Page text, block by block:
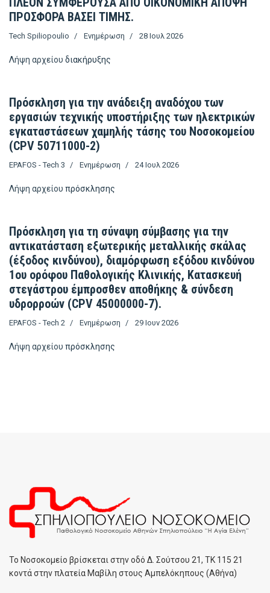
ΠΡΟΣΦΟΡΑ ΒΑΣΕΙ ΤΙΜΗΣ.
Tech Spiliopoulio Ενημέρωση 28 Ιουλ 2026
Λήψη αρχείου διακήρυξης
Πρόσκληση για την ανάδειξη αναδόχου των
εργασιών τεχνικής υποστήριξης των ηλεκτρικών
εγκαταστάσεων χαμηλής τάσης του Νοσοκομείου
(CPV 50711000-2)
EPAFOS - Tech 3 Ενημέρωση 24 Ιουλ 2026
Λήψη αρχείου πρόσκλησης
Πρόσκληση για τη σύναψη σύμβασης για την
αντικατάσταση εξωτερικής μεταλλικής σκάλας
(έξοδος κινδύνου), διαμόρφωση εξόδου κινδύνου
1ου ορόφου Παθολογικής Κλινικής, Κατασκευή
στεγάστρου έμπροσθεν αποθήκης & σύνδεση
υδρορροών (CPV 45000000-7).
EPAFOS - Tech 2 Ενημέρωση 29 Ιουν 2026
Λήψη αρχείου πρόσκλησης
To Noσοκομείο βρίσκεται στην οδό Δ. Σούτσου 21, ΤΚ 115 21
κοντά στην πλατεία Μαβίλη στους Αμπελόκηπους (Αθήνα)